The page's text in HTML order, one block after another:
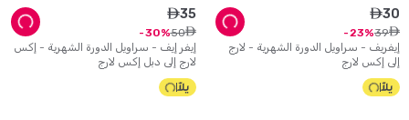
إيفريف - سراويل الدورة الشهرية - لارج
إلى إكس لارج
ê30
ê
39
23
إيفر إيف - سراويل الدورة الشهرية - إكس
لارج إلى دبل إكس لارج
ê35
ê
50
30